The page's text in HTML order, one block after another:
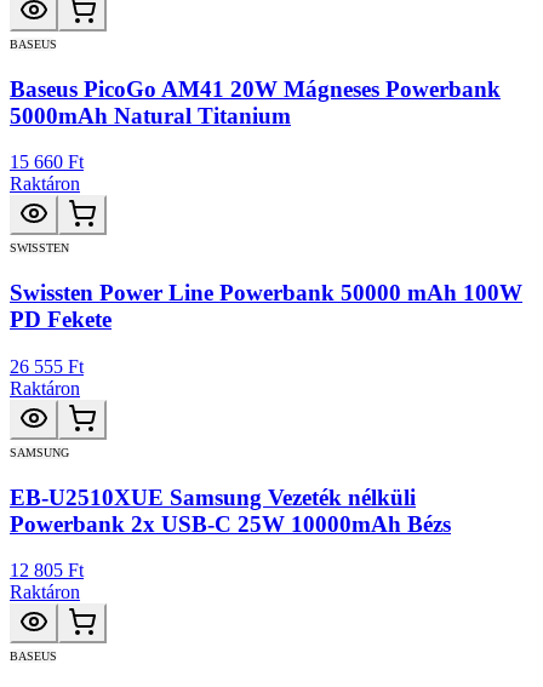
BASEUS
Baseus PicoGo AM41 20W Mágneses Powerbank
5000mAh Natural Titanium
15 660 Ft
Raktáron
SWISSTEN
Swissten Power Line Powerbank 50000 mAh 100W
PD Fekete
26 555 Ft
Raktáron
SAMSUNG
EB-U2510XUE Samsung Vezeték nélküli
Powerbank 2x USB-C 25W 10000mAh Bézs
12 805 Ft
Raktáron
BASEUS